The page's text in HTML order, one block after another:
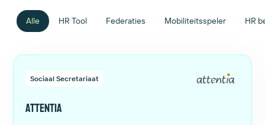
Alle HR Tool Federaties Mobiliteitsspeler HR
Sociaal Secretariaat
Attentia